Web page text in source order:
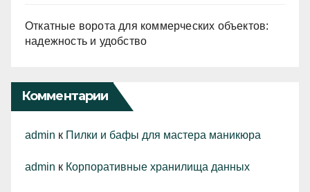
Откатные ворота для коммерческих объектов:
надежность и удобство
Комментарии
admin к Пилки и бафы для мастера маникюра
admin к Корпоративные хранилища данных